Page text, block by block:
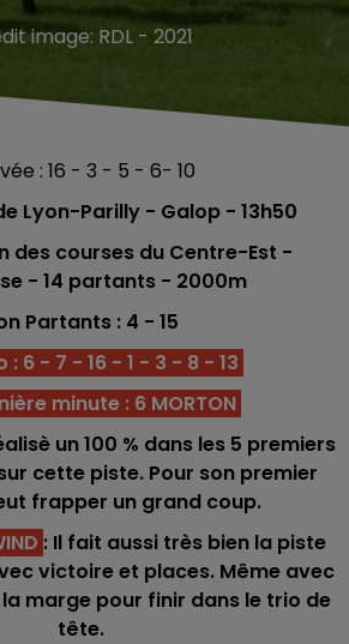
image: RDL - 2021
: 16 - 3 - 5 - 6- 10
Lyon-Parilly - Galop - 13h50
des courses du Centre-Est -
- 14 partants - 2000m
Partants : 4 - 15
: 6 - 7 - 16 - 1 - 3 - 8 - 13
minute : 6 MORTON
un 100 % dans les 5 premiers
cette piste. Pour son premier
frapper un grand coup.
: Il fait aussi très bien la piste
victoire et places. Même avec
marge pour finir dans le trio de
tête.